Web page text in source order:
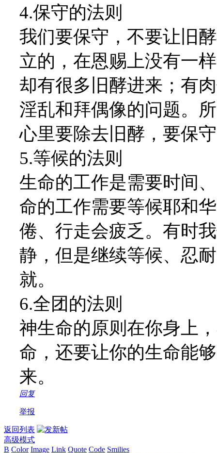
4.保守的法则
我们要保守，不要让旧
立的，在恩赐上没有一
却有很多旧酵进来；有
淫乱和拜偶像的问题。
心里要除去旧酵，要保
5.等候的法则
生命的工作是需要时间
命的工作需要等候耶和
倦、行走会疲乏。有时
静，但是继续等候、忍
就。
6.全团的法则
神生命的原则在你身上
命，还要让你的生命能
来。
回复
举报
返回列表
高级模式
B Color Image Link Quote Code Smilies